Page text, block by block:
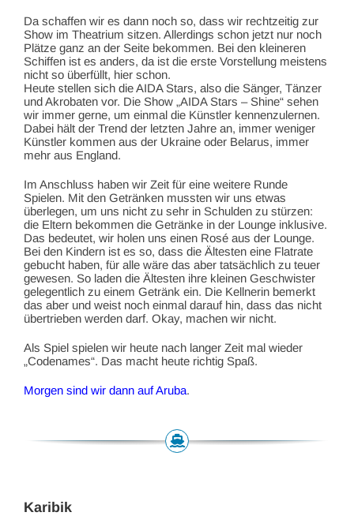
Da schaffen wir es dann noch so, dass wir rechtzeitig zur
Show im Theatrium sitzen. Allerdings schon jetzt nur noch
Plätze ganz an der Seite bekommen. Bei den kleineren
Schiffen ist es anders, da ist die erste Vorstellung meistens
nicht so überfüllt, hier schon.
Heute stellen sich die AIDA Stars, also die Sänger, Tänzer
und Akrobaten vor. Die Show „AIDA Stars – Shine“ sehen
wir immer gerne, um einmal die Künstler kennenzulernen.
Dabei hält der Trend der letzten Jahre an, immer weniger
Künstler kommen aus der Ukraine oder Belarus, immer
mehr aus England.
Im Anschluss haben wir Zeit für eine weitere Runde
Spielen. Mit den Getränken mussten wir uns etwas
überlegen, um uns nicht zu sehr in Schulden zu stürzen:
die Eltern bekommen die Getränke in der Lounge inklusive.
Das bedeutet, wir holen uns einen Rosé aus der Lounge.
Bei den Kindern ist es so, dass die Ältesten eine Flatrate
gebucht haben, für alle wäre das aber tatsächlich zu teuer
gewesen. So laden die Ältesten ihre kleinen Geschwister
gelegentlich zu einem Getränk ein. Die Kellnerin bemerkt
das aber und weist noch einmal darauf hin, dass das nicht
übertrieben werden darf. Okay, machen wir nicht.
Als Spiel spielen wir heute nach langer Zeit mal wieder
„Codenames“. Das macht heute richtig Spaß.
Morgen sind wir dann auf Aruba.
Karibik